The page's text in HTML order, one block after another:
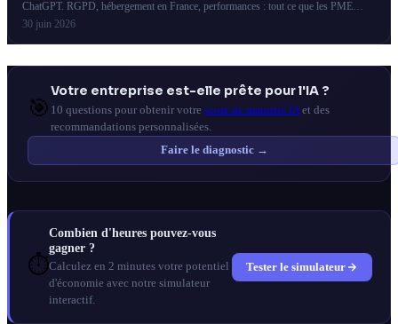
ChatGPT. RGPD, hébergement en France, performances : tout ce que les PME
françaises doivent savoir.
30 juin 2026
🎯
Votre entreprise est-elle prête pour l'IA ?
10 questions pour obtenir votre score de maturité IAet des
recommandations personnalisées.
Faire le diagnostic →
⏱️
Combien d'heures pouvez-vous
gagner ?
Calculez en 2 minutes votre potentiel
d'économie avec notre simulateur
interactif.
Tester le simulateur